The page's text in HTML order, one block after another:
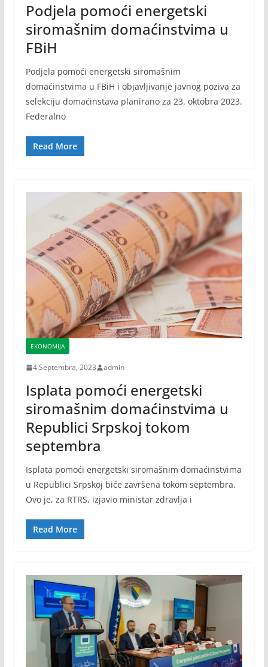
Podjela pomoći energetski
siromašnim domaćinstvima u
FBiH
Podjela pomoći energetski siromašnim
domaćinstvima u FBiH i objavljivanje javnog poziva za
selekciju domaćinstava planirano za 23. oktobra 2023.
Federalno
Read More
EKONOMIJA
4 Septembra, 2023 admin
Isplata pomoći energetski
siromašnim domaćinstvima u
Republici Srpskoj tokom
septembra
Isplata pomoći energetski siromašnim domaćinstvima
u Republici Srpskoj biće završena tokom septembra.
Ovo je, za RTRS, izjavio ministar zdravlja i
Read More